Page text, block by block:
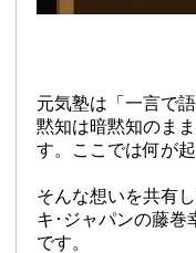
元気塾は「一言で
黙知は暗黙知のま
す。ここでは何が
そんな想いを共有
キ･ジャパンの藤巻
です。